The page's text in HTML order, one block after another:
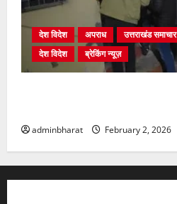
देश विदेश अपराध उत्तराखंड समाचार
देश विदेश
ब्रेकिंग न्यूज़
adminbharat February 2, 2026